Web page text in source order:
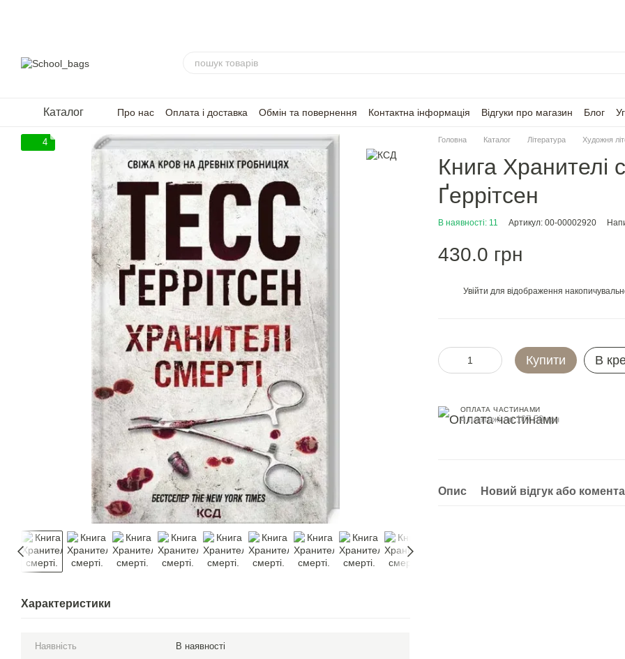
Каталог Про нас Оплата і доставка Обмін та повернення Контактна інформація Відгуки про магазин Блог
4
Характеристики
Наявність В наявності
Головна Каталог Література Художня
Книга Хранителі
Ґеррітсен
В наявності: 11 Артикул: 00-00002920
430.0 грн
Увійти для відображення
Купити В
ОПЛАТА ЧАСТИНАМИ
4 платежі по 107.50 грн
Опис Новий відгук або